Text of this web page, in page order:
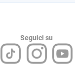
Seguici su